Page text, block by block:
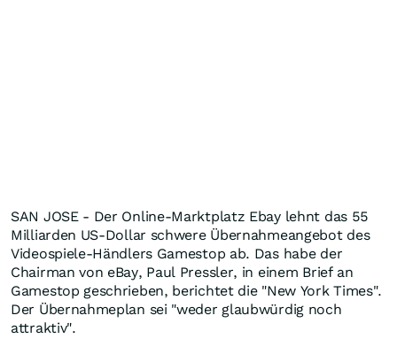
SAN JOSE - Der Online-Marktplatz Ebay lehnt das 55
Milliarden US-Dollar schwere Übernahmeangebot des
Videospiele-Händlers Gamestop ab. Das habe der
Chairman von eBay, Paul Pressler, in einem Brief an
Gamestop geschrieben, berichtet die "New York Times".
Der Übernahmeplan sei "weder glaubwürdig noch
attraktiv".